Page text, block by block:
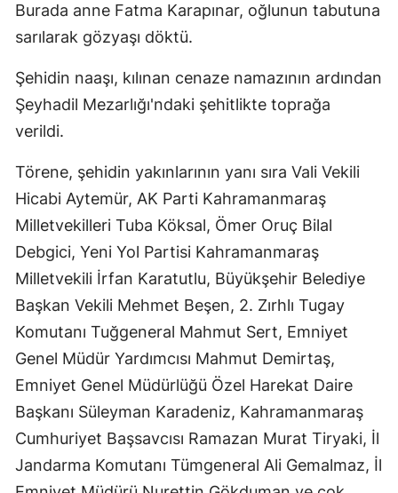
Burada anne Fatma Karapınar, oğlunun tabutuna
sarılarak gözyaşı döktü.
Şehidin naaşı, kılınan cenaze namazının ardından
Şeyhadil Mezarlığı'ndaki şehitlikte toprağa
verildi.
Törene, şehidin yakınlarının yanı sıra Vali Vekili
Hicabi Aytemür, AK Parti Kahramanmaraş
Milletvekilleri Tuba Köksal, Ömer Oruç Bilal
Debgici, Yeni Yol Partisi Kahramanmaraş
Milletvekili İrfan Karatutlu, Büyükşehir Belediye
Başkan Vekili Mehmet Beşen, 2. Zırhlı Tugay
Komutanı Tuğgeneral Mahmut Sert, Emniyet
Genel Müdür Yardımcısı Mahmut Demirtaş,
Emniyet Genel Müdürlüğü Özel Harekat Daire
Başkanı Süleyman Karadeniz, Kahramanmaraş
Cumhuriyet Başsavcısı Ramazan Murat Tiryaki, İl
Jandarma Komutanı Tümgeneral Ali Gemalmaz, İl